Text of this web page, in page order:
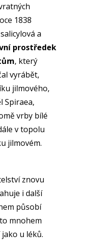
1838
a
prostředek
, který
vyrábět,
jilmového,
Spiraea,
vrby bílé
v topolu
jilmovém.
znovu
i další
působí
mnohem
u léků.